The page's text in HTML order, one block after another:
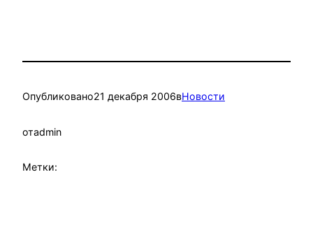
Опубликовано21 декабря 2006вНовости
отadmin
Метки: